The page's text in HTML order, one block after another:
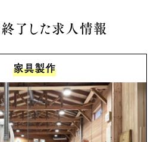
了した求人情報
家具製作